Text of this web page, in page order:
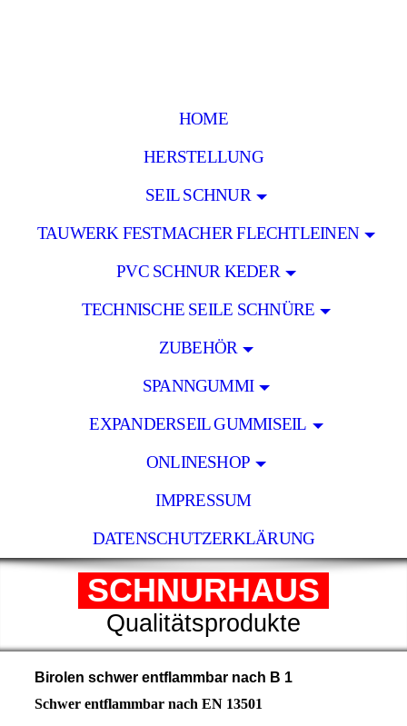
HOME
HERSTELLUNG
SEIL SCHNUR
TAUWERK FESTMACHER FLECHTLEINEN
PVC SCHNUR KEDER
TECHNISCHE SEILE SCHNÜRE
ZUBEHÖR
SPANNGUMMI
EXPANDERSEIL GUMMISEIL
ONLINESHOP
IMPRESSUM
DATENSCHUTZERKLÄRUNG
SCHNURHAUS
Qualitätsprodukte
Birolen schwer entflammbar nach B 1
Schwer entflammbar nach EN 13501